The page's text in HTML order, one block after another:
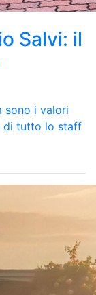
Salvi: il
sono i valori
di tutto lo staff